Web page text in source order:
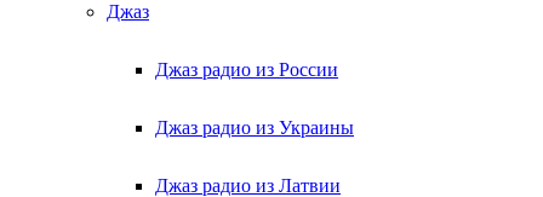
Джаз
Джаз радио из России
Джаз радио из Украины
Джаз радио из Латвии